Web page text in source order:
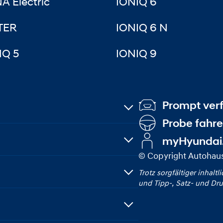
5
IONIQ 6 N
IONIQ 9
Prompt
Probe
© Copyright
Trotz sorgfältiger
und Tipp‑, Satz‑ und